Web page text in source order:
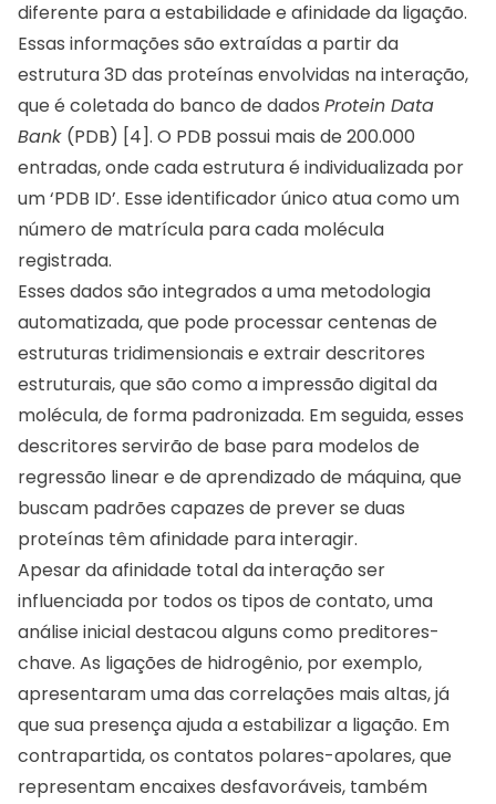
diferente para a estabilidade e afinidade da ligação.
Essas informações são extraídas a partir da
estrutura 3D das proteínas envolvidas na interação,
que é coletada do banco de dados Protein Data
Bank (PDB) [4]. O PDB possui mais de 200.000
entradas, onde cada estrutura é individualizada por
um ‘PDB ID’. Esse identificador único atua como um
número de matrícula para cada molécula
registrada.
Esses dados são integrados a uma metodologia
automatizada, que pode processar centenas de
estruturas tridimensionais e extrair descritores
estruturais, que são como a impressão digital da
molécula, de forma padronizada. Em seguida, esses
descritores servirão de base para modelos de
regressão linear e de aprendizado de máquina, que
buscam padrões capazes de prever se duas
proteínas têm afinidade para interagir.
Apesar da afinidade total da interação ser
influenciada por todos os tipos de contato, uma
análise inicial destacou alguns como preditores-
chave. As ligações de hidrogênio, por exemplo,
apresentaram uma das correlações mais altas, já
que sua presença ajuda a estabilizar a ligação. Em
contrapartida, os contatos polares-apolares, que
representam encaixes desfavoráveis, também